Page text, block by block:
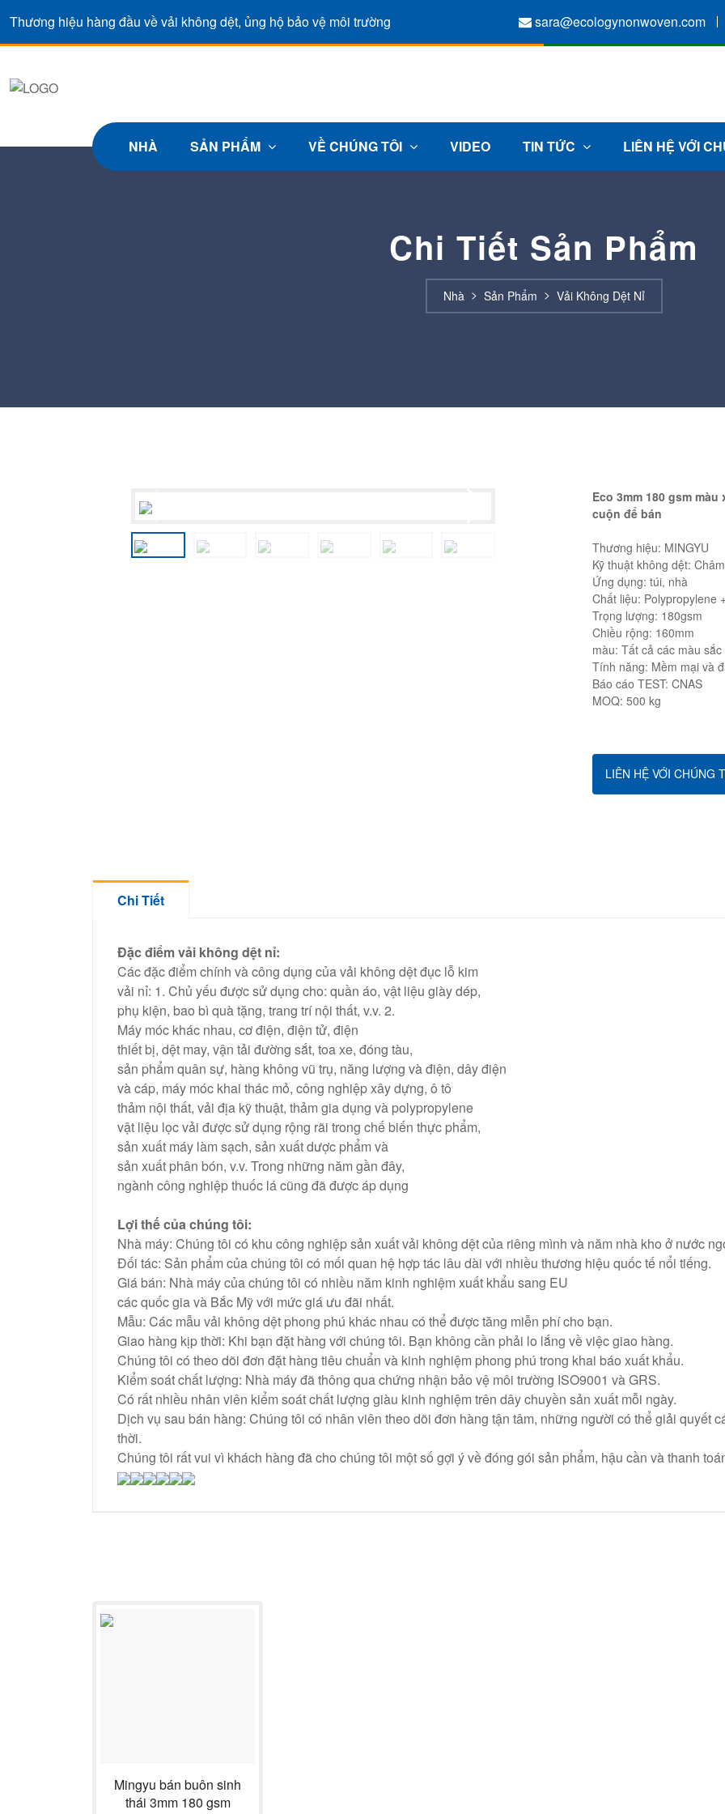
Thương hiệu hàng đầu về vải không dệt, ủng hộ bảo vệ môi trường sara@ecologynonwoven.com
NHÀ SẢN PHẨM VỀ CHÚNG TÔI VIDEO TIN TỨC LIÊN HỆ VỚI
Chi Tiết Sản Phẩm
Nhà Sản Phẩm Vải Không Dệt Nỉ
Eco 3mm 180 gsm
cuộn để bán
Thương hiệu: MINGYU
Kỹ thuật không dệt:
Ứng dụng: túi, nhà
Chất liệu: Polypropylene
Trọng lượng: 180gsm
Chiều rộng: 160mm
màu: Tất cả các màu
Tính năng: Mềm mại và
Báo cáo TEST: CNAS
MOQ: 500 kg
LIÊN HỆ VỚI CHÚNG
Chi Tiết
Đặc điểm vải không dệt nỉ:
Các đặc điểm chính và công dụng của vải không dệt đục lỗ kim
vải nỉ: 1. Chủ yếu được sử dụng cho: quần áo, vật liệu giày dép,
phụ kiện, bao bì quà tặng, trang trí nội thất, v.v. 2.
Máy móc khác nhau, cơ điện, điện tử, điện
thiết bị, dệt may, vận tải đường sắt, toa xe, đóng tàu,
sản phẩm quân sự, hàng không vũ trụ, năng lượng và điện, dây điện
và cáp, máy móc khai thác mỏ, công nghiệp xây dựng, ô tô
thảm nội thất, vải địa kỹ thuật, thảm gia dụng và polypropylene
vật liệu lọc vải được sử dụng rộng rãi trong chế biến thực phẩm,
sản xuất máy làm sạch, sản xuất dược phẩm và
sản xuất phân bón, v.v. Trong những năm gần đây,
ngành công nghiệp thuốc lá cũng đã được áp dụng
Lợi thế của chúng tôi:
Nhà máy: Chúng tôi có khu công nghiệp sản xuất vải không dệt của riêng mình và năm nhà kho ở nước
Đối tác: Sản phẩm của chúng tôi có mối quan hệ hợp tác lâu dài với nhiều thương hiệu quốc tế nổi tiếng.
Giá bán: Nhà máy của chúng tôi có nhiều năm kinh nghiệm xuất khẩu sang EU
các quốc gia và Bắc Mỹ với mức giá ưu đãi nhất.
Mẫu: Các mẫu vải không dệt phong phú khác nhau có thể được tăng miễn phí cho bạn.
Giao hàng kịp thời: Khi bạn đặt hàng với chúng tôi. Bạn không cần phải lo lắng về việc giao hàng.
Chúng tôi có theo dõi đơn đặt hàng tiêu chuẩn và kinh nghiệm phong phú trong khai báo xuất khẩu.
Kiểm soát chất lượng: Nhà máy đã thông qua chứng nhận bảo vệ môi trường ISO9001 và GRS.
Có rất nhiều nhân viên kiểm soát chất lượng giàu kinh nghiệm trên dây chuyền sản xuất mỗi ngày.
Dịch vụ sau bán hàng: Chúng tôi có nhân viên theo dõi đơn hàng tận tâm, những người có thể giải quyết
thời.
Chúng tôi rất vui vì khách hàng đã cho chúng tôi một số gợi ý về đóng gói sản phẩm, hậu cần và thanh
Mingyu bán buôn sinh
thái 3mm 180 gsm